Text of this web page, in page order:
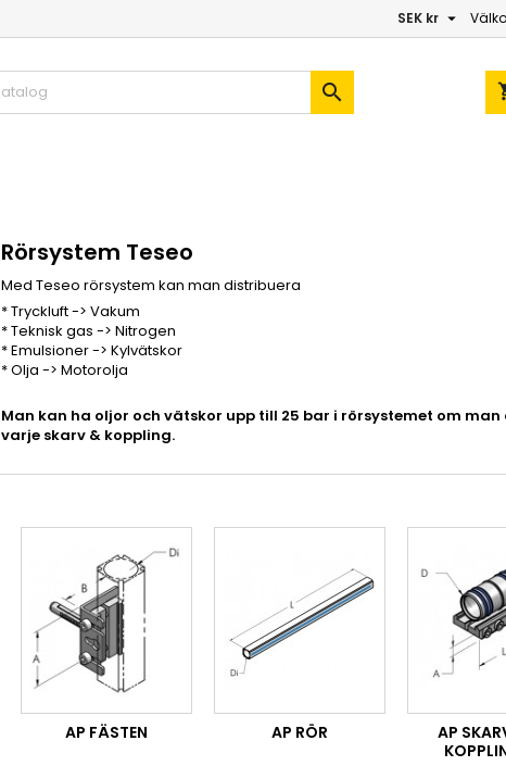
SEK kr 

Rörsystem Teseo
Med Teseo rörsystem kan man distribuera
* Tryckluft -> Vakum
* Teknisk gas -> Nitrogen
* Emulsioner -> Kylvätskor
* Olja -> Motorolja
Man kan ha oljor och vätskor upp till 25 bar i rörsystemet om
varje skarv & koppling.
AP FÄSTEN AP RÖR
AP